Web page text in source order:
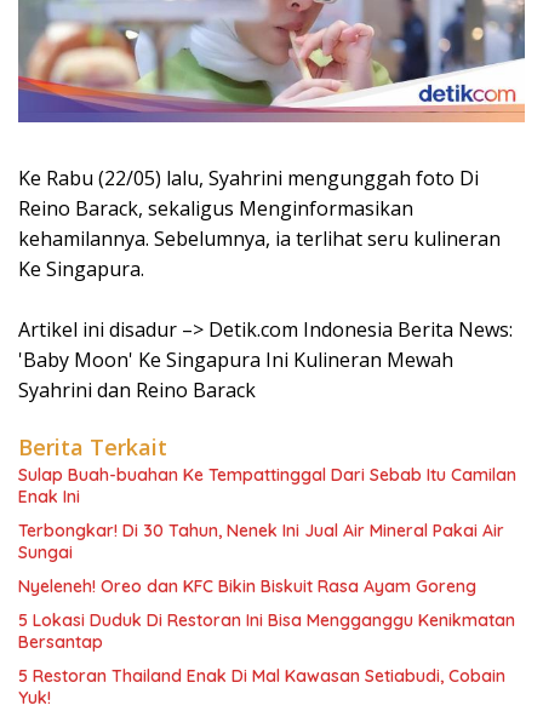
Ke Rabu (22/05) lalu, Syahrini mengunggah foto Di
Reino Barack, sekaligus Menginformasikan
kehamilannya. Sebelumnya, ia terlihat seru kulineran
Ke Singapura.
Artikel ini disadur –> Detik.com Indonesia Berita News:
'Baby Moon' Ke Singapura Ini Kulineran Mewah
Syahrini dan Reino Barack
Berita Terkait
Sulap Buah-buahan Ke Tempattinggal Dari Sebab Itu Camilan
Enak Ini
Terbongkar! Di 30 Tahun, Nenek Ini Jual Air Mineral Pakai Air
Sungai
Nyeleneh! Oreo dan KFC Bikin Biskuit Rasa Ayam Goreng
5 Lokasi Duduk Di Restoran Ini Bisa Mengganggu Kenikmatan
Bersantap
5 Restoran Thailand Enak Di Mal Kawasan Setiabudi, Cobain
Yuk!